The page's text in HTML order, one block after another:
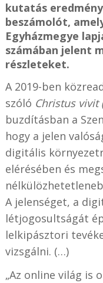
kutatás
beszámolót,
Egyházmegye
számában jelent
részleteket.
A 2019-ben
szóló Christus vivit
buzdításban a
hogy a jelen
digitális
elérésében és
A jelenséget, a
létjogosultságát
lelkipásztori
vizsgálni. (…)
„Az online világ is